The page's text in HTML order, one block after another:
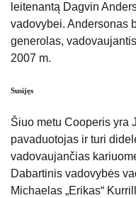
leitenantą Dagvin
vadovybei. Andersonas
generolas,
2007 m.
Susijęs
Šiuo metu Cooperis yra
pavaduotojas ir turi
vadovaujančias
Dabartinis vadovybės
Michaelas „Erikas“